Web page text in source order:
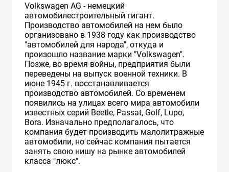
Volkswagen AG - немецкий
автомобилестроительный гигант.
Производство автомобилей на нем было
организовано в 1938 году как производство
"автомобилей для народа", откуда и
произошло название марки "Volkswagen".
Позже, во время войны, предприятия были
переведены на выпуск военной техники. В
июне 1945 г. восстанавливается
производство автомобилей. Cо временем
появились на улицах всего мира автомобили
известных серий Beetle, Passat, Golf, Lupo,
Bora. Изначально предполагалось, что
компания будет производить малолитражные
автомобили, но сейчас компания пытается
занять свою нишу на рынке автомобилей
класса "люкс".